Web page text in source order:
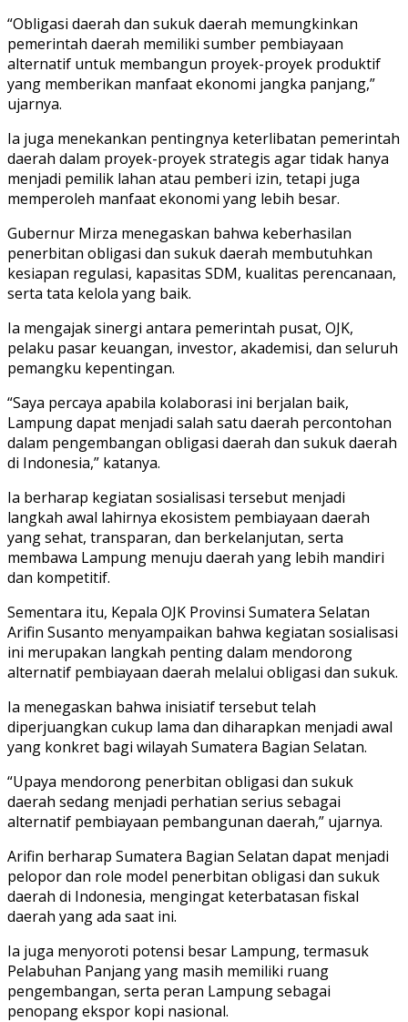
“Obligasi daerah dan sukuk daerah memungkinkan
pemerintah daerah memiliki sumber pembiayaan
alternatif untuk membangun proyek-proyek produktif
yang memberikan manfaat ekonomi jangka panjang,”
ujarnya.
Ia juga menekankan pentingnya keterlibatan pemerintah
daerah dalam proyek-proyek strategis agar tidak hanya
menjadi pemilik lahan atau pemberi izin, tetapi juga
memperoleh manfaat ekonomi yang lebih besar.
Gubernur Mirza menegaskan bahwa keberhasilan
penerbitan obligasi dan sukuk daerah membutuhkan
kesiapan regulasi, kapasitas SDM, kualitas perencanaan,
serta tata kelola yang baik.
Ia mengajak sinergi antara pemerintah pusat, OJK,
pelaku pasar keuangan, investor, akademisi, dan seluruh
pemangku kepentingan.
“Saya percaya apabila kolaborasi ini berjalan baik,
Lampung dapat menjadi salah satu daerah percontohan
dalam pengembangan obligasi daerah dan sukuk daerah
di Indonesia,” katanya.
Ia berharap kegiatan sosialisasi tersebut menjadi
langkah awal lahirnya ekosistem pembiayaan daerah
yang sehat, transparan, dan berkelanjutan, serta
membawa Lampung menuju daerah yang lebih mandiri
dan kompetitif.
Sementara itu, Kepala OJK Provinsi Sumatera Selatan
Arifin Susanto menyampaikan bahwa kegiatan sosialisasi
ini merupakan langkah penting dalam mendorong
alternatif pembiayaan daerah melalui obligasi dan sukuk.
Ia menegaskan bahwa inisiatif tersebut telah
diperjuangkan cukup lama dan diharapkan menjadi awal
yang konkret bagi wilayah Sumatera Bagian Selatan.
“Upaya mendorong penerbitan obligasi dan sukuk
daerah sedang menjadi perhatian serius sebagai
alternatif pembiayaan pembangunan daerah,” ujarnya.
Arifin berharap Sumatera Bagian Selatan dapat menjadi
pelopor dan role model penerbitan obligasi dan sukuk
daerah di Indonesia, mengingat keterbatasan fiskal
daerah yang ada saat ini.
Ia juga menyoroti potensi besar Lampung, termasuk
Pelabuhan Panjang yang masih memiliki ruang
pengembangan, serta peran Lampung sebagai
penopang ekspor kopi nasional.